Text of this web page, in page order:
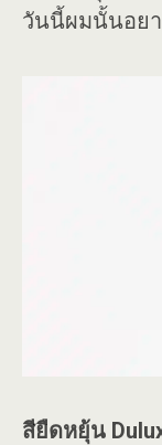
วันนี้ผมนั้นอย
สียืดหยุ้น